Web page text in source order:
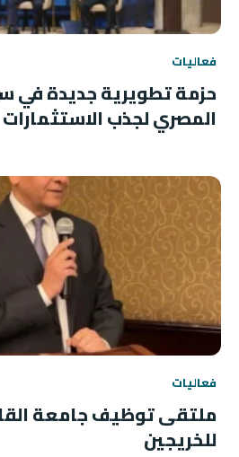
فعاليات
حزمة تطويرية جديدة في
المصري لجذب الاستثمارات
فعاليات
ملتقى توظيف جامعة
للخريجين